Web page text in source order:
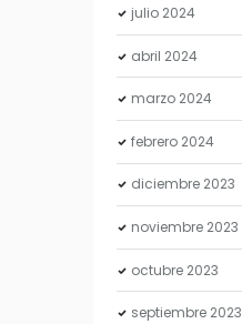
julio 2024
abril 2024
marzo 2024
febrero 2024
diciembre 2023
noviembre 2023
octubre 2023
septiembre 2023